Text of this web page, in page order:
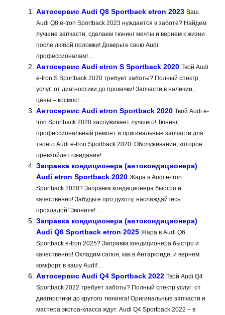
Автосервис Audi Q8 Sportback etron 2023 Ваш
Audi Q8 e-tron Sportback 2023 нуждается в заботе? Найдем
лучшие запчасти, сделаем тюнинг мечты и вернем к жизни
после любой поломки! Доверьте свою Audi
профессионалам!…
Автосервис Audi etron S Sportback 2020 Твой Audi
e-tron S Sportback 2020 требует заботы? Полный спектр
услуг: от диагностики до прокачки! Запчасти в наличии,
цены – космос! …
Автосервис Audi etron Sportback 2020 Твой Audi e-
tron Sportback 2020 заслуживает лучшего! Тюнинг,
профессиональный ремонт и оригинальные запчасти для
твоего Audi e-tron Sportback 2020. Обслуживание, которое
превзойдет ожидания!…
Заправка кондиционера (автокондиционера)
Audi etron Sportback 2020 Жара в Audi e-tron
Sportback 2020? Заправка кондиционера быстро и
качественно! Забудьте про духоту, наслаждайтесь
прохладой! Звоните!…
Заправка кондиционера (автокондиционера)
Audi Q6 Sportback etron 2025 Жара в Audi Q6
Sportback e-tron 2025? Заправка кондиционера быстро и
качественно! Охладим салон, как в Антарктиде, и вернем
комфорт в вашу Audi!…
Автосервис Audi Q4 Sportback 2022 Твой Audi Q4
Sportback 2022 требует заботы? Полный спектр услуг: от
диагностики до крутого тюнинга! Оригинальные запчасти и
мастера экстра-класса ждут. Audi Q4 Sportback 2022 – в